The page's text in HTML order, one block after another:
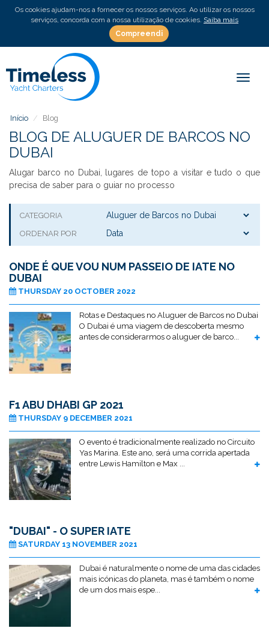
Os cookies ajudam-nos a fornecer os nossos serviços. Ao utilizar os nossos
serviços, concorda com a nossa utilização de cookies. Saiba mais
Compreendi
Início Blog
BLOG DE ALUGUER DE BARCOS NO
DUBAI
Alugar barco no Dubai, lugares de topo a visitar e tudo o que
precisa de saber para o guiar no processo
CATEGORIA
ORDENAR POR
ONDE É QUE VOU NUM PASSEIO DE IATE NO
DUBAI
THURSDAY 20 OCTOBER 2022
Rotas e Destaques no Aluguer de Barcos no Dubai
O Dubai é uma viagem de descoberta mesmo
antes de considerarmos o aluguer de barco...
F1 ABU DHABI GP 2021
THURSDAY 9 DECEMBER 2021
O evento é tradicionalmente realizado no Circuito
Yas Marina. Este ano, será uma corrida apertada
entre Lewis Hamilton e Max ...
"DUBAI" - O SUPER IATE
SATURDAY 13 NOVEMBER 2021
Dubai é naturalmente o nome de uma das cidades
mais icónicas do planeta, mas é também o nome
de um dos mais espe...